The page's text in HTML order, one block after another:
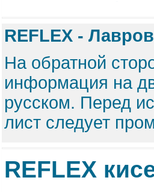
REFLEX -
На обратной
информация на
русском. Перед
лист следует
REFLEX